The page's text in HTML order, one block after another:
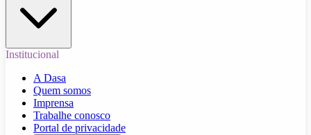
Institucional
A Dasa
Quem somos
Imprensa
Trabalhe conosco
Portal de privacidade